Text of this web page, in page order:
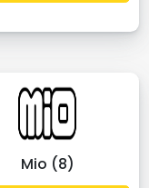
Mio (8)